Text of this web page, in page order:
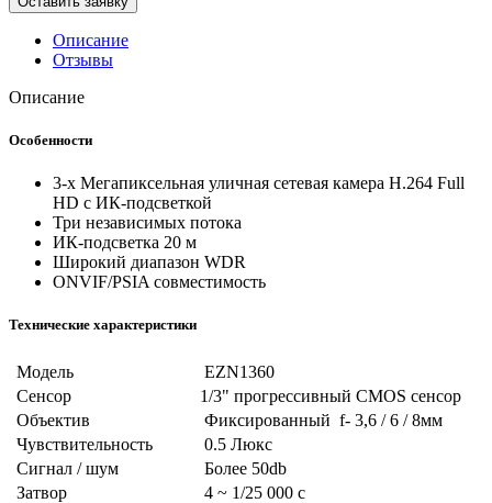
Описание
Отзывы
Описание
Особенности
3-х Мегапиксельная уличная сетевая камера H.264 Full
HD с ИК-подсветкой
Три независимых потока
ИК-подсветка 20 м
Широкий диапазон WDR
ONVIF/PSIA совместимость
Технические характеристики
Модель
EZN1360
Сенсор
1/3" прогрессивный CMOS сенсор
Объектив
Фиксированный f- 3,6 / 6 / 8мм
Чувствительность
0.5 Люкс
Сигнал / шум
Более 50db
Затвор
4 ~ 1/25 000 c